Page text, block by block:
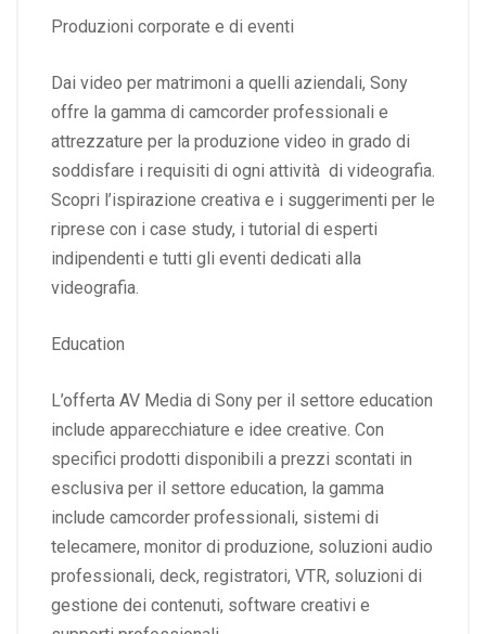
Produzioni corporate e di eventi
Dai video per matrimoni a quelli aziendali, Sony
offre la gamma di camcorder professionali e
attrezzature per la produzione video in grado di
soddisfare i requisiti di ogni attività di videografia.
Scopri l’ispirazione creativa e i suggerimenti per le
riprese con i case study, i tutorial di esperti
indipendenti e tutti gli eventi dedicati alla
videografia.
Education
L’offerta AV Media di Sony per il settore education
include apparecchiature e idee creative. Con
specifici prodotti disponibili a prezzi scontati in
esclusiva per il settore education, la gamma
include camcorder professionali, sistemi di
telecamere, monitor di produzione, soluzioni audio
professionali, deck, registratori, VTR, soluzioni di
gestione dei contenuti, software creativi e